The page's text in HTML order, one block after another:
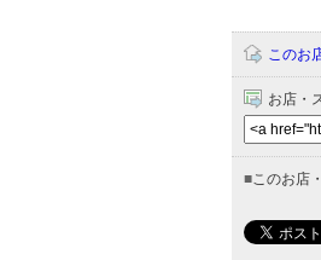
このお
お店・
■このお店